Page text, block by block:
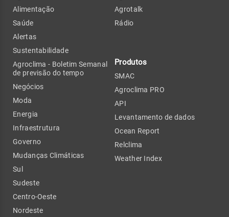
Alimentação
Saúde
Alertas
Sustentabilidade
Agroclima - Boletim Semanal
de previsão do tempo
Negócios
Moda
Energia
Infraestrutura
Governo
Mudanças Climáticas
Sul
Sudeste
Centro-Oeste
Nordeste
Agrotalk
Rádio
Produtos
SMAC
Agroclima PRO
API
Levantamento de dados
Ocean Report
Relclima
Weather Index